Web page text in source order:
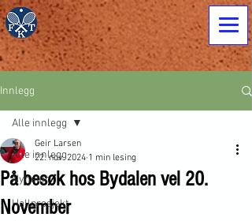
Innlegg
Alle innlegg
Nyheter
Hallprosjekt
Alle innlegg
På besøk hos Bydalen vel 20.
November
Geir Larsen
22. nov. 2024 1 min lesing